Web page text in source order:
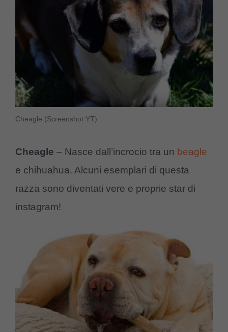
Cheagle (Screenshot YT)
Cheagle – Nasce dall’incrocio tra un beagle
e chihuahua. Alcuni esemplari di questa
razza sono diventati vere e proprie star di
instagram!